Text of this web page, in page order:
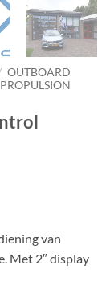
OUTBOARD
van
Met 2″ display